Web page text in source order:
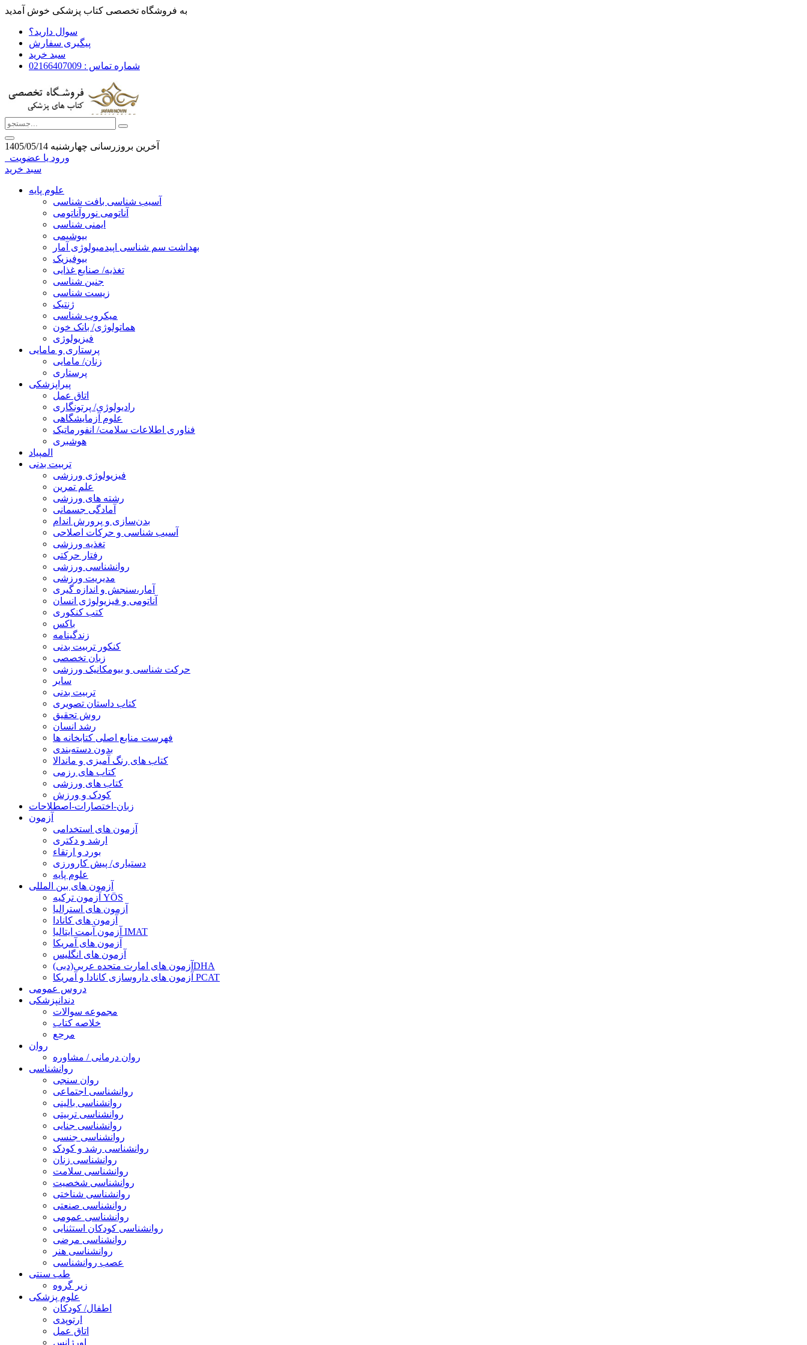
به فروشگاه تخصصی کتاب پزشکی خوش آمدید
سوال دارید؟
پیگیری سفارش
سبد خرید
شماره تماس : 02166407009
آخرین بروزرسانی چهارشنبه 1405/05/14
ورود یا عضویت
سبد خرید
علوم پایه
آسیب شناسی بافت شناسی
آناتومی نوروآناتومی
ایمنی شناسی
بیوشیمی
بهداشت سم شناسی اپیدمیولوژی آمار
بیوفیزیک
تغذیه/ صنایع غذایی
جنین شناسی
زیست شناسی
ژنتیک
میکروب شناسی
هماتولوژی/ بانک خون
فیزیولوژی
پرستاری و مامایی
زنان/ مامایی
پرستاری
پیراپزشکی
اتاق عمل
رادیولوژی/ پرتونگاری
علوم آزمایشگاهی
فناوری اطلاعات سلامت/ انفورماتیک
هوشبری
المپیاد
تربیت بدنی
فیزیولوژی ورزشی
علم تمرین
رشته های ورزشی
آمادگی جسمانی
بدن‌سازی و پرورش اندام
آسیب شناسی و حرکات اصلاحی
تغذیه ورزشی
رفتار حرکتی
روانشناسی ورزشی
مدیریت ورزشی
آمار،سنجش و اندازه گیری
آناتومی و فیزیولوژی انسان
کتب کنکوری
باکس
زندگینامه
کنکور تربیت بدنی
زبان تخصصی
حرکت شناسی و بیومکانیک ورزشی
سایر
تربیت بدنی
کتاب داستان تصویری
روش تحقیق
رشد انسان
فهرست منابع اصلی کتابخانه ها
بدون دسته‌بندی
کتاب های رنگ آمیزی و ماندالا
کتاب های رزمی
کتاب های ورزشی
کودک و ورزش
زبان-اختصارات-اصطلاحات
آزمون
آزمون های استخدامی
ارشد و دکتری
بورد و ارتقاء
دستیاری/ پیش کارورزی
علوم پایه
آزمون های بین المللی
آزمون تركيه YÖS
آزمون های استرالیا
آزمون های کانادا
آزمون آیمت ایتالیا IMAT
آزمون های آمریکا
آزمون های انگلیس
آزمون های امارت متحده عربی(دبی)DHA
آزمون های داروسازی کانادا و آمریکا PCAT
دروس عمومی
دندانپزشکی
مجموعه سوالات
خلاصه کتاب
مرجع
روان
روان درمانی / مشاوره
روانشناسی
روان سنجی
روانشناسی اجتماعی
روانشناسی بالینی
روانشناسی تربیتی
روانشناسی جنایی
روانشناسی جنسی
روانشناسی رشد و کودک
روانشناسی زنان
روانشناسی سلامت
روانشناسی شخصیت
روانشناسی شناختی
روانشناسی صنعتی
روانشناسی عمومی
روانشناسی کودکان استثنایی
روانشناسی مرضی
روانشناسی هنر
عصب روانشناسی
طب سنتی
زیر گروه
علوم پزشکی
اطفال/ کودکان
ارتوپدی
اتاق عمل
اورژانس